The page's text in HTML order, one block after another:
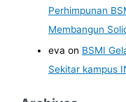
Perhimpunan
Membangun
eva on BSMI
Sekitar kampus